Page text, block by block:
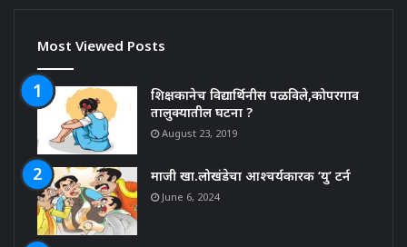
Most Viewed Posts
शिक्षकानेच विद्यार्थिनीस पळविले,कोपरगाव
तालुक्यातील घटना ?
August 23, 2019
माजी खा.लोखंडेचा आश्चर्यकारक ‘यु’ टर्न
June 6, 2024